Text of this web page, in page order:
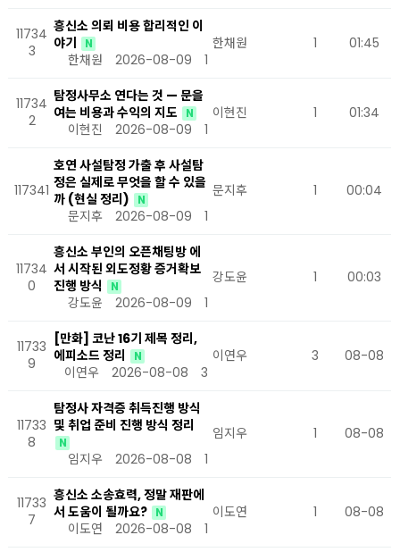
11734
3
흥신소 의뢰 비용 합리적인 이
야기
N
한채원 2026-08-09 1
한채원 1 01:45
11734
2
탐정사무소 연다는 것 — 문을
여는 비용과 수익의 지도
N
이현진 2026-08-09 1
이현진 1 01:34
117341
호연 사설탐정 가출 후 사설탐
정은 실제로 무엇을 할 수 있을
까 (현실 정리)
N
문지후 2026-08-09 1
문지후 1 00:04
11734
0
흥신소 부인의 오픈채팅방 에
서 시작된 외도정황 증거확보
진행 방식
N
강도윤 2026-08-09 1
강도윤 1 00:03
11733
9
[만화] 코난 16기 제목 정리,
에피소드 정리
N
이연우 2026-08-08 3
이연우 3 08-08
11733
8
탐정사 자격증 취득진행 방식
및 취업 준비 진행 방식 정리
N
임지우 2026-08-08 1
임지우 1 08-08
11733
7
흥신소 소송효력, 정말 재판에
서 도움이 될까요?
N
이도연 2026-08-08 1
이도연 1 08-08